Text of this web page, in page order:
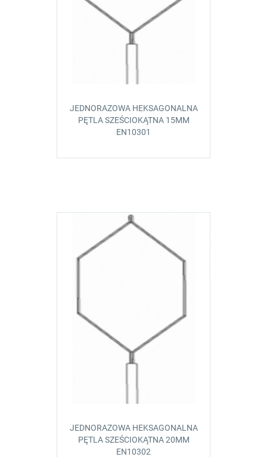
JEDNORAZOWA HEKSAGONALNA
PĘTLA SZEŚCIOKĄTNA 15MM
EN10301
JEDNORAZOWA HEKSAGONALNA
PĘTLA SZEŚCIOKĄTNA 20MM
EN10302